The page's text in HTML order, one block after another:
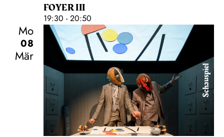
FOYER III
19:30 - 20:50
Mo
08
Mär
Schauspiel